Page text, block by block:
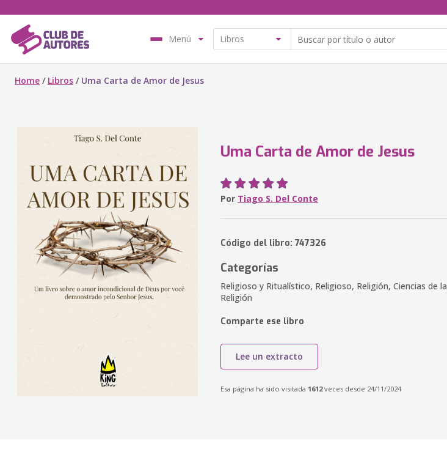
Menú
Home / Libros / Uma Carta de Amor de Jesus
Uma Carta de Amor de Jesus
Por Tiago S. Del Conte
Código del libro: 747326
Categorías
Religioso y Ritualístico, Religioso, Religión, Ciencias de la
Religión
Comparte ese libro
Lee un extracto
Esa página ha sido visitada 1612veces desde 24/11/2024